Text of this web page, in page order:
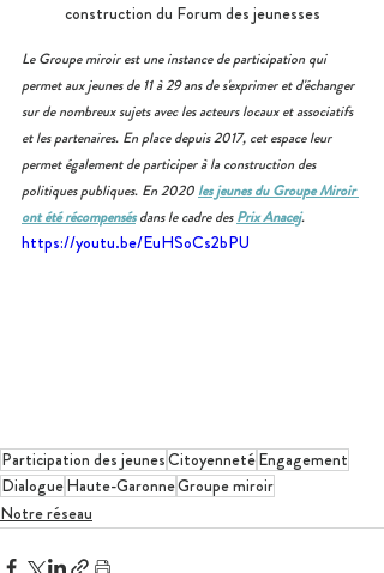
construction du Forum des jeunesses
Le Groupe miroir est une instance de participation qui
permet aux jeunes de 11 à 29 ans de s'exprimer et d'échanger
sur de nombreux sujets avec les acteurs locaux et associatifs
et les partenaires. En place depuis 2017, cet espace leur
permet également de participer à la construction des
politiques publiques. En 2020 les jeunes du Groupe Miroir
ont été récompensés dans le cadre des Prix Anacej.
https://youtu.be/EuHSoCs2bPU
Participation des jeunesCitoyennetéEngagement
DialogueHaute-GaronneGroupe miroir
Notre réseau